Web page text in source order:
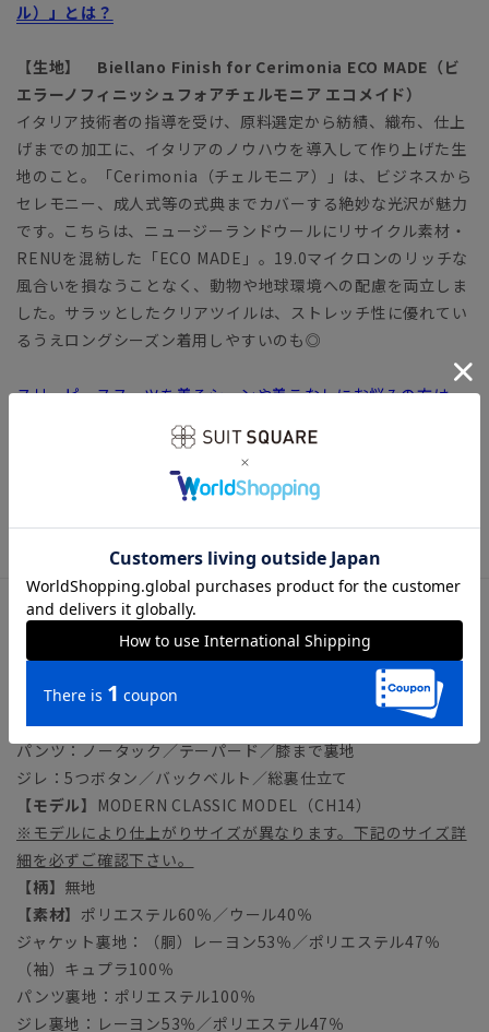
ル）」とは？
【生地】 Biellano Finish for Cerimonia ECO MADE（ビ
エラーノフィニッシュフォアチェルモニア エコメイド）
イタリア技術者の指導を受け、原料選定から紡績、織布、仕上
げまでの加工に、イタリアのノウハウを導入して作り上げた生
地のこと。「Cerimonia（チェルモニア）」は、ビジネスから
セレモニー、成人式等の式典までカバーする絶妙な光沢が魅力
です。こちらは、ニュージーランドウールにリサイクル素材・
RENUを混紡した「ECO MADE」。19.0マイクロンのリッチな
風合いを損なうことなく、動物や地球環境への配慮を両立しま
した。サラッとしたクリアツイルは、ストレッチ性に優れてい
るうえロングシーズン着用しやすいのも◎
スリーピーススーツを着るシーンや着こなしにお悩みの方は...
◆スリーピーススーツの着こなし術｜ビジネスシーンにおすす
めのコーディネートをご紹介
ビジネス タイト スリム ベスト付 冠婚葬祭 礼服 結婚
式 パーティー フォーマル 成人式
アイテム詳細
ジャケット：シングルブレスト／2つボタン／背抜き仕立て／
本切羽／サイドベンツ
パンツ：ノータック／テーパード／膝まで裏地
ジレ：5つボタン／バックベルト／総裏仕立て
【モデル】 MODERN CLASSIC MODEL（CH14）
※モデルにより仕上がりサイズが異なります。下記のサイズ詳
細を必ずご確認下さい。
【柄】 無地
【素材】 ポリエステル60％／ウール40％
ジャケット裏地：（胴）レーヨン53％／ポリエステル47％
（袖）キュプラ100％
パンツ裏地：ポリエステル100％
ジレ裏地：レーヨン53％／ポリエステル47％